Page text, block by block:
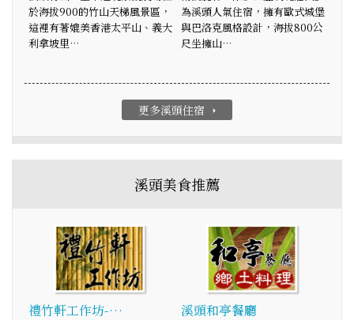
於海拔900的竹山天梯風景區，
這裡有著媲美香港太平山、義大
利拿坡里…
為溪頭人氣住宿，擁有歐式城堡
與巴洛克風格設計，海拔800公
尺坐擁山…
更多溪頭住宿 arrow_right
溪頭美食推薦
禮竹軒工作坊-… 溪頭和亭餐廳